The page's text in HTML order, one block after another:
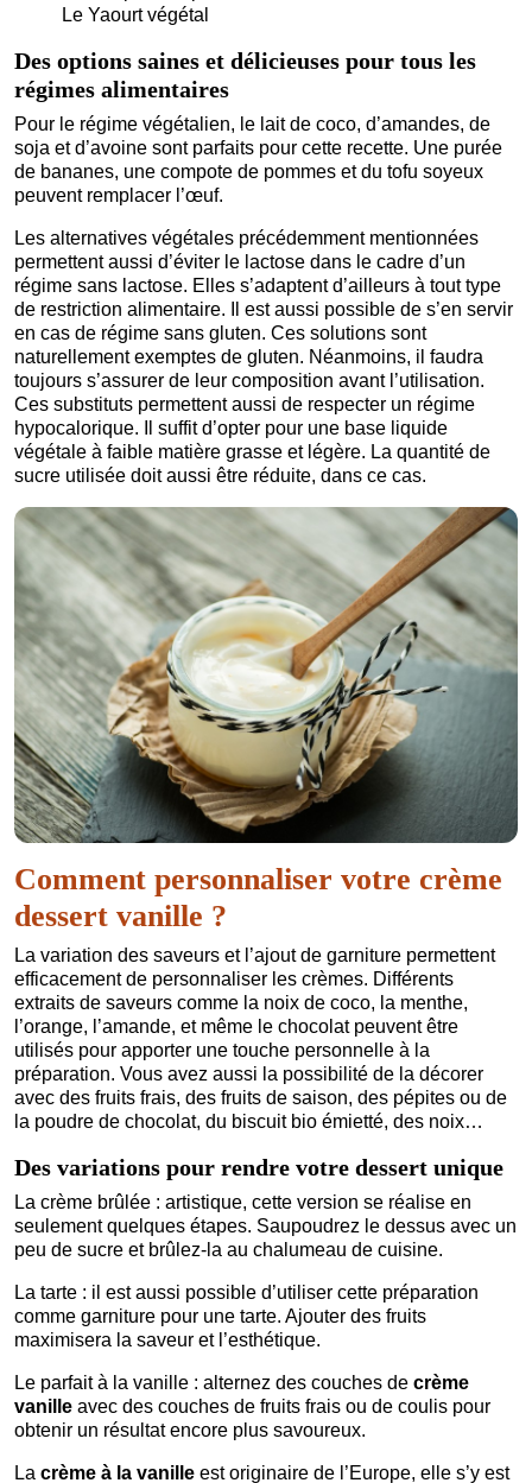
Le Yaourt végétal
Des options saines et délicieuses pour tous les
régimes alimentaires
Pour le régime végétalien, le lait de coco, d’amandes, de
soja et d’avoine sont parfaits pour cette recette. Une purée
de bananes, une compote de pommes et du tofu soyeux
peuvent remplacer l’œuf.
Les alternatives végétales précédemment mentionnées
permettent aussi d’éviter le lactose dans le cadre d’un
régime sans lactose. Elles s’adaptent d’ailleurs à tout type
de restriction alimentaire. Il est aussi possible de s’en servir
en cas de régime sans gluten. Ces solutions sont
naturellement exemptes de gluten. Néanmoins, il faudra
toujours s’assurer de leur composition avant l’utilisation.
Ces substituts permettent aussi de respecter un régime
hypocalorique. Il suffit d’opter pour une base liquide
végétale à faible matière grasse et légère. La quantité de
sucre utilisée doit aussi être réduite, dans ce cas.
Comment personnaliser votre crème
dessert vanille ?
La variation des saveurs et l’ajout de garniture permettent
efficacement de personnaliser les crèmes. Différents
extraits de saveurs comme la noix de coco, la menthe,
l’orange, l’amande, et même le chocolat peuvent être
utilisés pour apporter une touche personnelle à la
préparation. Vous avez aussi la possibilité de la décorer
avec des fruits frais, des fruits de saison, des pépites ou de
la poudre de chocolat, du biscuit bio émietté, des noix…
Des variations pour rendre votre dessert unique
La crème brûlée : artistique, cette version se réalise en
seulement quelques étapes. Saupoudrez le dessus avec un
peu de sucre et brûlez-la au chalumeau de cuisine.
La tarte : il est aussi possible d’utiliser cette préparation
comme garniture pour une tarte. Ajouter des fruits
maximisera la saveur et l’esthétique.
Le parfait à la vanille : alternez des couches de crème
vanille avec des couches de fruits frais ou de coulis pour
obtenir un résultat encore plus savoureux.
La crème à la vanille est originaire de l’Europe, elle s’y est